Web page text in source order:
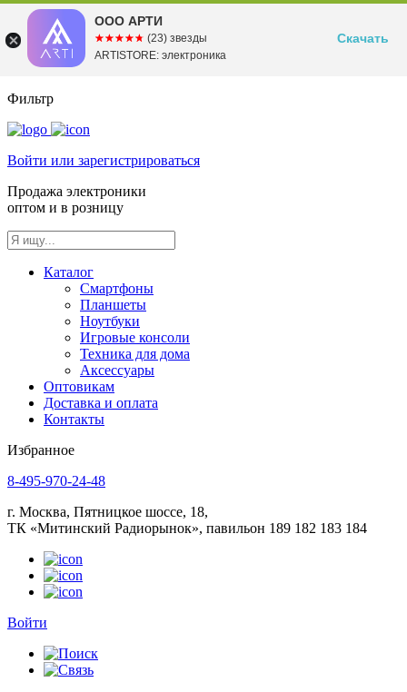
Фильтр
Войти или зарегистрироваться
Продажа электроники
оптом и в розницу
Каталог
Смартфоны
Планшеты
Ноутбуки
Игровые консоли
Техника для дома
Аксессуары
Оптовикам
Доставка и оплата
Контакты
Избранное
8-495-970-24-48
г. Москва, Пятницкое шоссе, 18,
ТК «Митинский Радиорынок», павильон 189 182 183 184
Войти
ООО АРТИ
☆☆☆☆☆
★★★★★ (23) звезды
ARTISTORE: электроника
Скачать